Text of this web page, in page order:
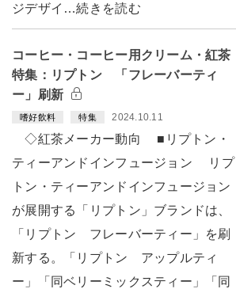
ジデザイ…続きを読む
コーヒー・コーヒー用クリーム・紅茶
特集：リプトン 「フレーバーティ
ー」刷新
嗜好飲料 特集 2024.10.11
◇紅茶メーカー動向 ■リプトン・
ティーアンドインフュージョン リプ
トン・ティーアンドインフュージョン
が展開する「リプトン」ブランドは、
「リプトン フレーバーティー」を刷
新する。「リプトン アップルティ
ー」「同ベリーミックスティー」「同